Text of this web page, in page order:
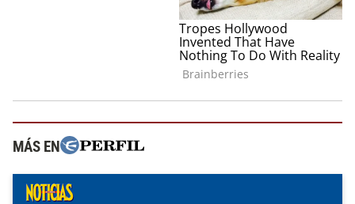
MÁS EN